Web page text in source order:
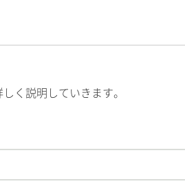
く説明していきます。